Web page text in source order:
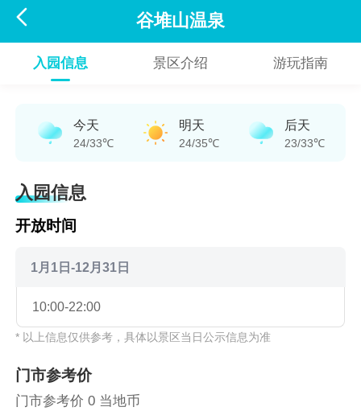
 谷堆山温泉
入园信息 景区介绍 游玩指南
今天
24/33℃
明天
24/35℃
后天
23/33℃
入园信息
开放时间
1月1日-12月31日
10:00-22:00
* 以上信息仅供参考，具体以景区当日公示信息为准
门市参考价
门市参考价 0 当地币